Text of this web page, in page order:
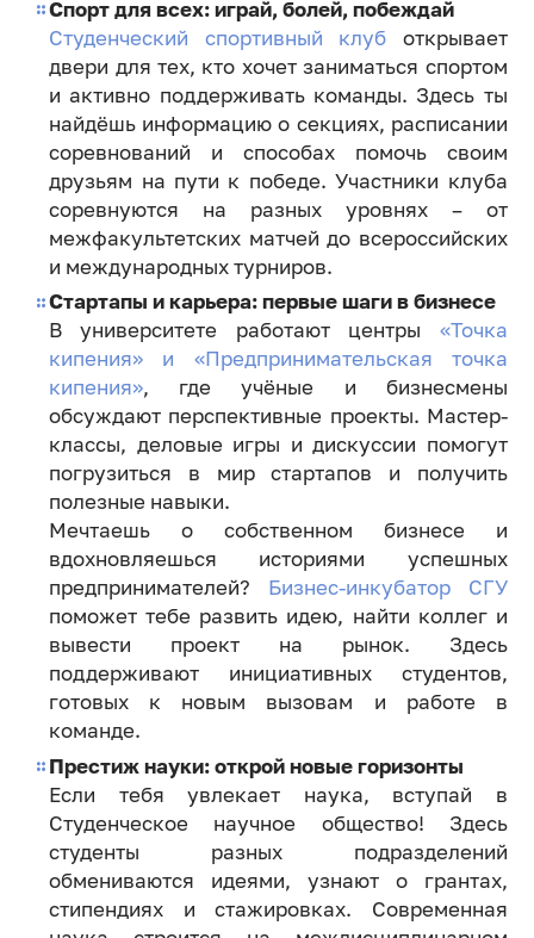
Спорт для всех: играй, болей, побеждай
Студенческий спортивный клуб открывает
двери для тех, кто хочет заниматься спортом
и активно поддерживать команды. Здесь ты
найдёшь информацию о секциях, расписании
соревнований и способах помочь своим
друзьям на пути к победе. Участники клуба
соревнуются на разных уровнях – от
межфакультетских матчей до всероссийских
и международных турниров.
Стартапы и карьера: первые шаги в бизнесе
В университете работают центры «Точка
кипения» и «Предпринимательская точка
кипения», где учёные и бизнесмены
обсуждают перспективные проекты. Мастер-
классы, деловые игры и дискуссии помогут
погрузиться в мир стартапов и получить
полезные навыки.
Мечтаешь о собственном бизнесе и
вдохновляешься историями успешных
предпринимателей? Бизнес-инкубатор СГУ
поможет тебе развить идею, найти коллег и
вывести проект на рынок. Здесь
поддерживают инициативных студентов,
готовых к новым вызовам и работе в
команде.
Престиж науки: открой новые горизонты
Если тебя увлекает наука, вступай в
Студенческое научное общество! Здесь
студенты разных подразделений
обмениваются идеями, узнают о грантах,
стипендиях и стажировках. Современная